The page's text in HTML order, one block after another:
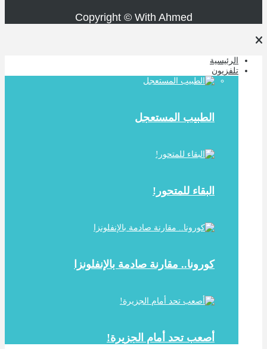
Copyright © With Ahmed
الرئيسية
تلفزيون
الطبيب المستعجل
البقاء للمتحور!
كورونا.. مقارنة صادمة بالإنفلونزا
أصعب تحد أمام الجزيرة!